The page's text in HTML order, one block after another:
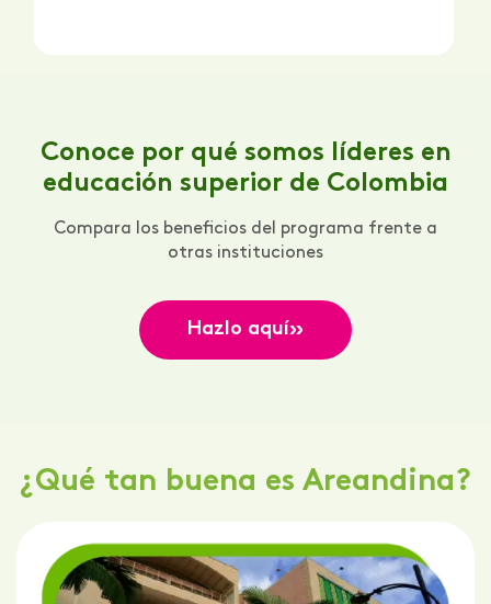
Conoce por qué somos líderes en
educación superior de Colombia
Compara los beneficios del programa frente a
otras instituciones
Hazlo aquí»
¿Qué tan buena es Areandina?